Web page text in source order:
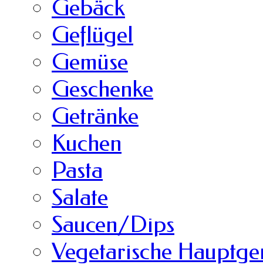
Gebäck
Geflügel
Gemüse
Geschenke
Getränke
Kuchen
Pasta
Salate
Saucen/Dips
Vegetarische